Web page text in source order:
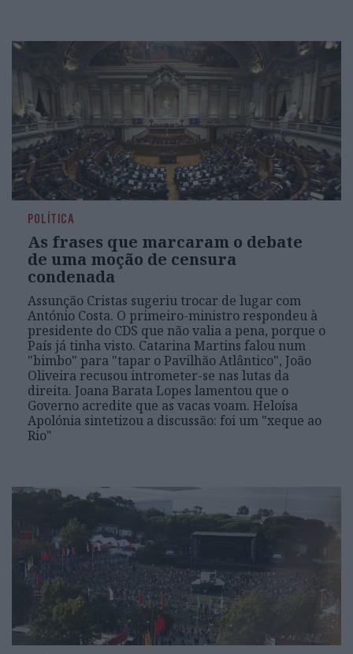
POLÍTICA
As frases que marcaram o debate
de uma moção de censura
condenada
Assunção Cristas sugeriu trocar de lugar com
António Costa. O primeiro-ministro respondeu à
presidente do CDS que não valia a pena, porque o
País já tinha visto. Catarina Martins falou num
"bimbo" para "tapar o Pavilhão Atlântico", João
Oliveira recusou intrometer-se nas lutas da
direita. Joana Barata Lopes lamentou que o
Governo acredite que as vacas voam. Heloísa
Apolónia sintetizou a discussão: foi um "xeque ao
Rio"